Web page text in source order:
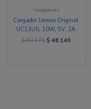
Cargadores
Cargador Lenovo Original
UC13US, 10W, 5V, 2A
$60.175 $ 48.140